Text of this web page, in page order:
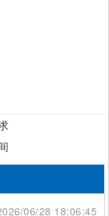
06/28 18:06:45